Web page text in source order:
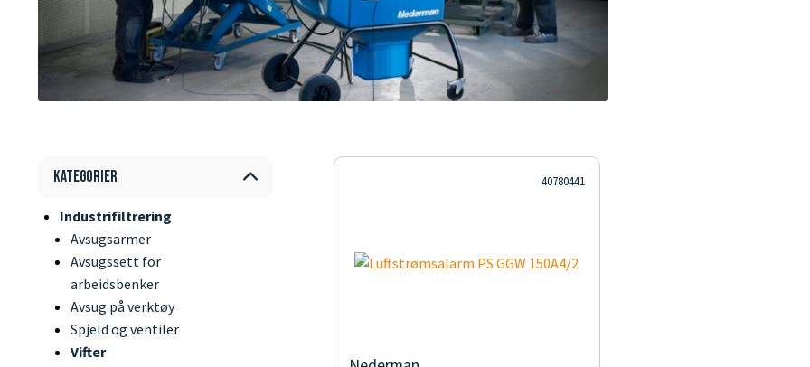
Kategorier
Industrifiltrering
Avsugsarmer
Avsugssett for
arbeidsbenker
Avsug på verktøy
Spjeld og ventiler
Vifter
40780441